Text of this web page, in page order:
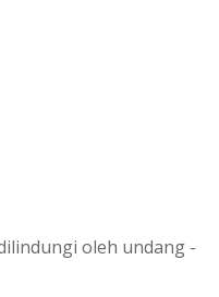
oleh undang -